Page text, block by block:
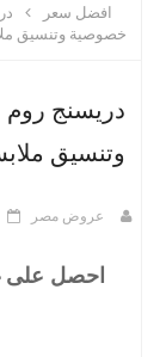
افضل سعر
خصوصية وتنسيق
دريسنج
وتنسيق
عروض مصر
احصل على